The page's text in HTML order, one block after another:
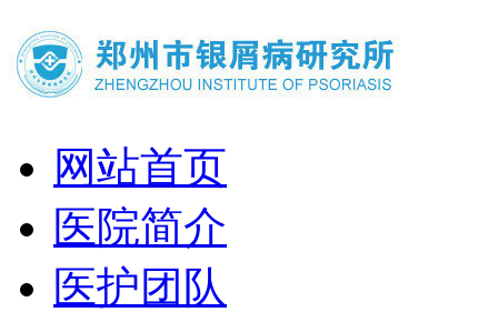
网站首页
医院简介
医护团队